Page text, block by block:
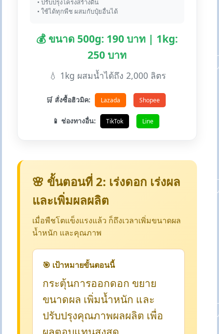
• ปรับปรุงโครงสร้างดิน
• ใช้ได้ทุกพืช ผสมกับปุ๋ยอื่นได้
💰 ขนาด 500g: 190 บาท | 1kg:
250 บาท
💧 1kg ผสมน้ำได้ถึง 2,000 ลิตร
🛒 สั่งซื้อฮิวมิค: Lazada Shopee
📱 ช่องทางอื่น: TikTok Line
🌸 ขั้นตอนที่ 2: เร่งดอก เร่งผล
และเพิ่มผลผลิต
เมื่อพืชโตแข็งแรงแล้ว ก็ถึงเวลาเพิ่มขนาดผล
น้ำหนัก และคุณภาพ
🎯 เป้าหมายขั้นตอนนี้
กระตุ้นการออกดอก ขยาย
ขนาดผล เพิ่มน้ำหนัก และ
ปรับปรุงคุณภาพผลผลิต เพื่อ